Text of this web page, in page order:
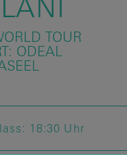
TOUR
ODEAL
18:30 Uhr